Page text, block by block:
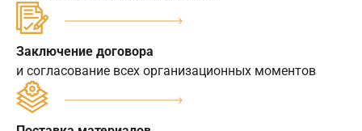
Заключение договора
и согласование всех организационных моментов